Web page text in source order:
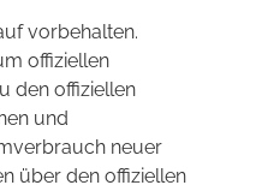
vorbehalten.
offiziellen
den offiziellen
und
neuer
über den offiziellen